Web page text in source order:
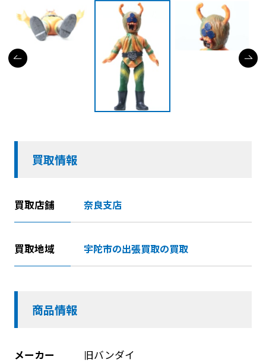
買取情報
買取店舗 奈良支店
買取地域 宇陀市の出張買取の買取
商品情報
メーカー 旧バンダイ